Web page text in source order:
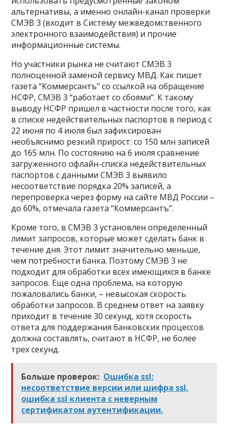
альтернативы, а именно онлайн-канал проверки
СМЭВ 3 (входит в Систему межведомственного
электронного взаимодействия) и прочие
информационные системы.
Но участники рынка не считают СМЭВ 3
полноценной заменой сервису МВД. Как пишет
газета “Коммерсантъ” со ссылкой на обращение
НСФР, СМЭВ 3 “работает со сбоями”. К такому
выводу НСФР пришел в частности после того, как
в списке недействительных паспортов в период с
22 июня по 4 июля был зафиксирован
необъяснимо резкий прирост: со 150 млн записей
до 165 млн. По состоянию на 6 июля сравнение
загруженного офлайн-списка недействительных
паспортов с данными СМЭВ 3 выявило
несоответствие порядка 20% записей, а
перепроверка через форму на сайте МВД России –
до 60%, отмечала газета “Коммерсантъ”.
Кроме того, в СМЭВ 3 установлен определенный
лимит запросов, которые может сделать банк в
течение дня. Этот лимит значительно меньше,
чем потребности банка. Поэтому СМЭВ 3 не
подходит для обработки всех имеющихся в банке
запросов. Еще одна проблема, на которую
пожаловались банки, – невысокая скорость
обработки запросов. В среднем ответ на заявку
приходит в течение 30 секунд, хотя скорость
ответа для поддержания банковских процессов
должна составлять, считают в НСФР, не более
трех секунд.
Больше проверок: Ошибка ssl:
несоответствие версии или шифра ssl,
ошибка ssl клиента с неверным
сертификатом аутентификации.